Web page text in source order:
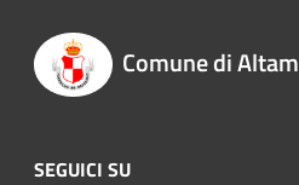
Comune di
SEGUICI SU